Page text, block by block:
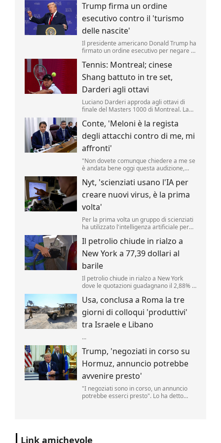
riporta una fonte militare.
Trump firma un ordine
esecutivo contro il 'turismo
delle nascite'
Il presidente americano Donald Trump ha
firmato un ordine esecutivo per negare la
Uniti nell'ambito del cosiddetto 'turismo
delle nascite'. Lo ha annunciato il tycoon,
incontrando i media nello Studio Ovale. .
Tennis: Montreal; cinese
Shang battuto in tre set,
Darderi agli ottavi
Luciano Darderi approda agli ottavi di
finale del Masters 1000 di Montreal. La
superato in rimonta il cinese Shang
Juncheng, n.
Conte, 'Meloni è la regista
degli attacchi contro di me, mi
affronti'
"Non dovete comunque chiedere a me se
è andata bene oggi questa audizione,
soddisfatta, perché lei è la regista di tutto
Nyt, 'scienziati usano l'IA per
creare nuovi virus, è la prima
volta'
Per la prima volta un gruppo di scienziati
ha utilizzato l'intelligenza artificiale per
speranze di progressi in campo medico
ma sollevando al contempo la
preoccupante possibilità che, un giorno,
tale tecnologia poss...
Il petrolio chiude in rialzo a
New York a 77,39 dollari al
barile
Il petrolio chiude in rialzo a New York
dove le quotazioni guadagnano il 2,88% a
Usa, conclusa a Roma la tre
giorni di colloqui 'produttivi'
tra Israele e Libano
...
Trump, 'negoziati in corso su
Hormuz, annuncio potrebbe
avvenire presto'
"I negoziati sono in corso, un annuncio
potrebbe esserci presto". Lo ha detto
Link amichevole